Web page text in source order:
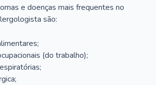
e doenças mais frequentes no
são:
(do trabalho);